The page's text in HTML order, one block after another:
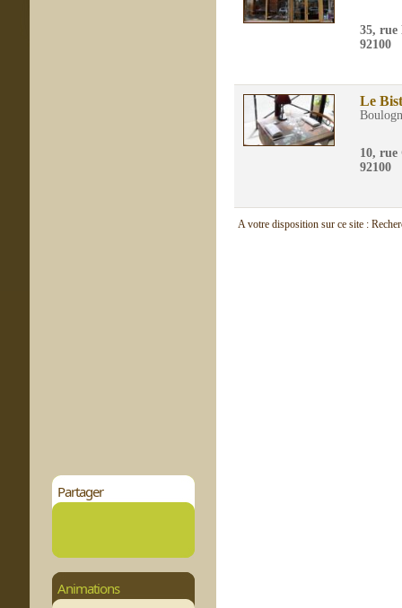
Partager
Animations
35, rue
92100
Le
10,
92100
A votre disposition sur ce site :